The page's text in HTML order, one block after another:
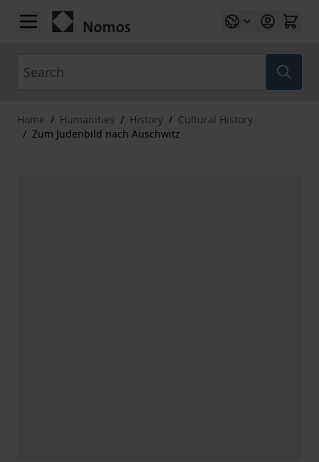
Skip to Content
Home / Humanities / History / Cultural History
/ Zum Judenbild nach Auschwitz